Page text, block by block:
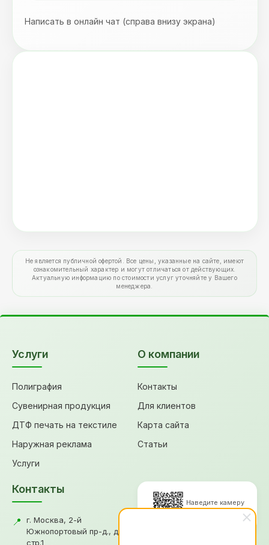
Написать в онлайн чат (справа внизу экрана)
Не является публичной офертой. Все цены, указанные на сайте, имеют
ознакомительный характер и могут отличаться от действующих.
Актуальную информацию по стоимости услуг уточняйте у Вашего
менеджера.
Услуги
Полиграфия
Сувенирная продукция
ДТФ печать на текстиле
Наружная реклама
Услуги
О компании
Контакты
Для клиентов
Карта сайта
Статьи
Контакты
📍
г. Москва, 2-й
Южнопортовый пр-д., д.18,
стр.1
Наведите камеру
для перехода